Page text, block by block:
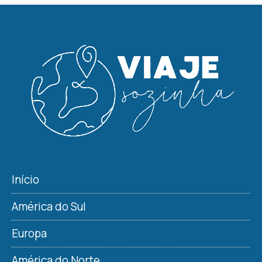
Início
América do Sul
Europa